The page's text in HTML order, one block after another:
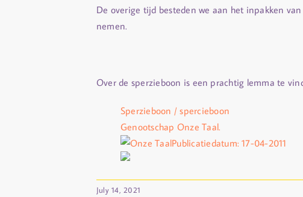
De overige tijd besteden we aan het inpakken
nemen.
Over de sperzieboon is een prachtig lemma te
Sperzieboon / spercieboon
Genootschap Onze Taal.
Onze TaalPublicatiedatum: 17-04-2011
July 14, 2021